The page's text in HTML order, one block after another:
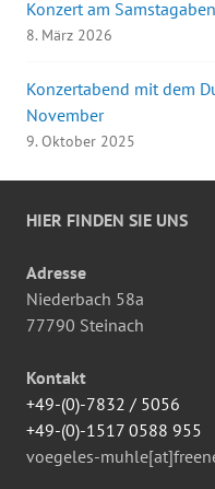
Konzert am
8. März 2026
Konzertabend mit dem
November
9. Oktober 2025
HIER FINDEN SIE UNS
Adresse
Niederbach 58a
77790 Steinach
Kontakt
+49-(0)-7832 / 5056
+49-(0)-1517 0588 955
voegeles-